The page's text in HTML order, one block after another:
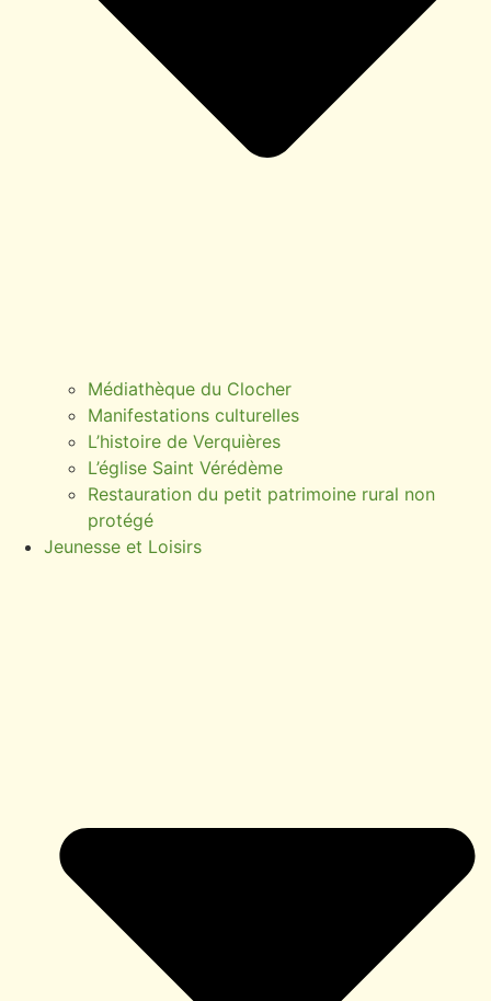
Médiathèque du Clocher
Manifestations culturelles
L’histoire de Verquières
L’église Saint Vérédème
Restauration du petit patrimoine rural non
protégé
Jeunesse et Loisirs